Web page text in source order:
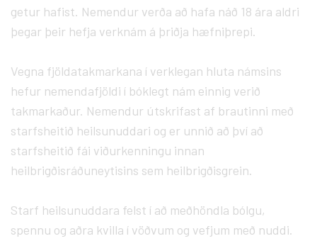
getur hafist. Nemendur verða að hafa náð 18 ára aldri
þegar þeir hefja verknám á þriðja hæfniþrepi.
Vegna fjöldatakmarkana í verklegan hluta námsins
hefur nemendafjöldi í bóklegt nám einnig verið
takmarkaður. Nemendur útskrifast af brautinni með
starfsheitið heilsunuddari og er unnið að því að
starfsheitið fái viðurkenningu innan
heilbrigðisráðuneytisins sem heilbrigðisgrein.
Starf heilsunuddara felst í að meðhöndla bólgu,
spennu og aðra kvilla í vöðvum og vefjum með nuddi.